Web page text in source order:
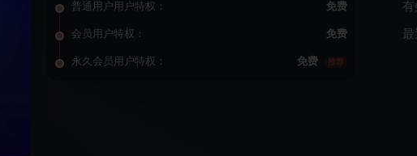
普通用户用户特权： 免费
会员用户特权： 免费
永久会员用户特权： 免费 推荐